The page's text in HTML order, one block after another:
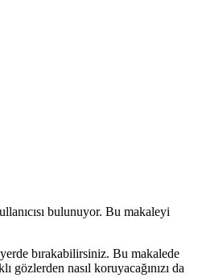
bulunuyor. Bu makaleyi
bırakabilirsiniz. Bu makalede
nasıl koruyacağınızı da